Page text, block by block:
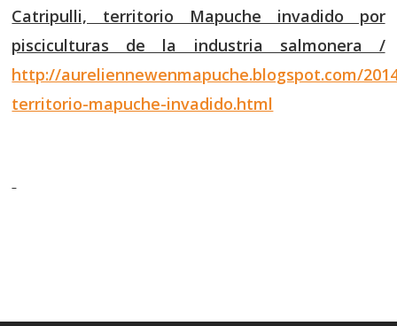
Catripulli, territorio Mapuche invadido por
pisciculturas de la industria salmonera /
http://aureliennewenmapuche.blogspot.com/
territorio-mapuche-invadido.html